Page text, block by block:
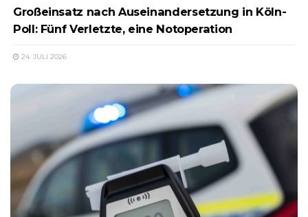
Großeinsatz nach Auseinandersetzung in Köln-
Poll: Fünf Verletzte, eine Notoperation
24. JULI 2026